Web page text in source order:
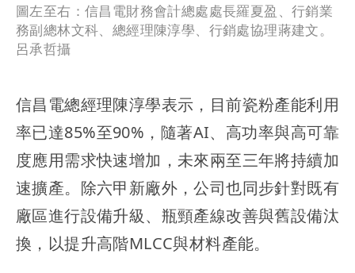
圖左至右：信昌電財務會計總處處長羅夏盈、行銷業
務副總林文科、總經理陳淳學、行銷處協理蔣建文。
呂承哲攝
信昌電總經理陳淳學表示，目前瓷粉產能利用
率已達85%至90%，隨著AI、高功率與高可靠
度應用需求快速增加，未來兩至三年將持續加
速擴產。除六甲新廠外，公司也同步針對既有
廠區進行設備升級、瓶頸產線改善與舊設備汰
換，以提升高階MLCC與材料產能。